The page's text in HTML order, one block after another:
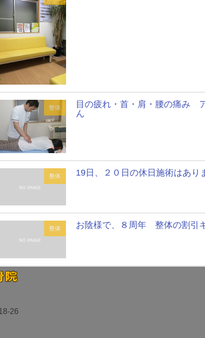
整体
目の疲れ・首・肩・腰の痛み
ん
整体 19日、２０日の休日施術はあり
整体 お陰様で、８周年 整体の割引
26